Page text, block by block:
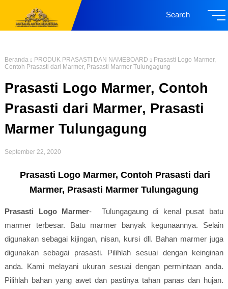
Search
Beranda PRODUK PRASASTI DAN NAMEBOARD
Prasasti Logo Marmer,
Contoh Prasasti dari Marmer, Prasasti Marmer Tulungagung
Prasasti Logo Marmer, Contoh
Prasasti dari Marmer, Prasasti
Marmer Tulungagung
September 22, 2020
Prasasti Logo Marmer, Contoh Prasasti dari
Marmer, Prasasti Marmer Tulungagung
Prasasti Logo Marmer- Tulungagaung di kenal pusat batu
marmer terbesar. Batu marmer banyak kegunaannya. Selain
digunakan sebagai kijingan, nisan, kursi dll. Bahan marmer juga
digunakan sebagai prasasti. Pilihlah sesuai dengan keinginan
anda. Kami melayani ukuran sesuai dengan permintaan anda.
Pilihlah bahan yang awet dan pastinya tahan panas dan hujan.